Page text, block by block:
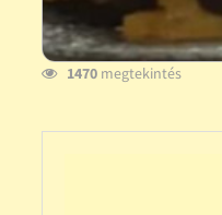
1470 megtekintés